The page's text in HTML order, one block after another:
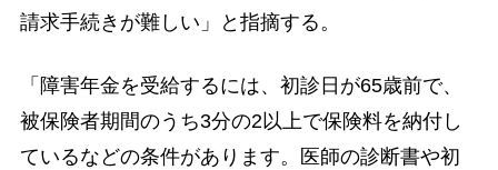
請求手続きが難しい」と指摘する。
「障害年金を受給するには、初診日が65歳前で、
被保険者期間のうち3分の2以上で保険料を納付し
ているなどの条件があります。医師の診断書や初